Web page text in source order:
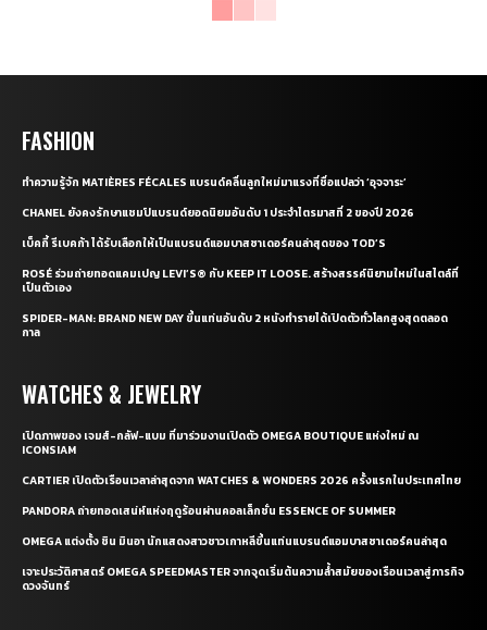
FASHION
ทำความรู้จัก MATIÈRES FÉCALES แบรนด์คลื่นลูกใหม่มาแรงที่ชื่อแปลว่า ‘อุจจาระ’
CHANEL ยังคงรักษาแชมป์แบรนด์ยอดนิยมอันดับ 1 ประจำไตรมาสที่ 2 ของปี 2026
เบ็คกี้ รีเบคก้า ได้รับเลือกให้เป็นแบรนด์แอมบาสซาเดอร์คนล่าสุดของ TOD’S
ROSÉ ร่วมถ่ายทอดแคมเปญ LEVI’S® กับ KEEP IT LOOSE. สร้างสรรค์นิยามใหม่ในสไตล์ที่
เป็นตัวเอง
SPIDER-MAN: BRAND NEW DAY ขึ้นแท่นอันดับ 2 หนังทำรายได้เปิดตัวทั่วโลกสูงสุดตลอด
กาล
WATCHES & JEWELRY
เปิดภาพของ เจมส์-กลัฟ-แบม ที่มาร่วมงานเปิดตัว OMEGA BOUTIQUE แห่งใหม่ ณ
ICONSIAM
CARTIER เปิดตัวเรือนเวลาล่าสุดจาก WATCHES & WONDERS 2026 ครั้งแรกในประเทศไทย
PANDORA ถ่ายทอดเสน่ห์แห่งฤดูร้อนผ่านคอลเล็กชั่น ESSENCE OF SUMMER
OMEGA แต่งตั้ง ชิน มินอา นักแสดงสาวชาวเกาหลีขึ้นแท่นแบรนด์แอมบาสซาเดอร์คนล่าสุด
เจาะประวัติศาสตร์ OMEGA SPEEDMASTER จากจุดเริ่มต้นความล้ำสมัยของเรือนเวลาสู่ภารกิจ
ดวงจันทร์